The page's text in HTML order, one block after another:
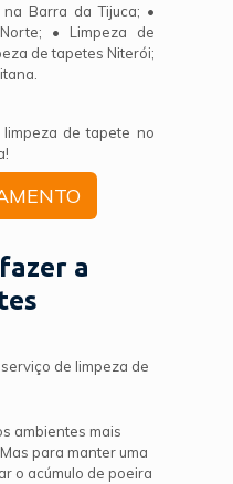
Barra da Tijuca; •
• Limpeza de
de tapetes Niterói;
de tapete no
a
de limpeza de
ambientes mais
para manter uma
o acúmulo de poeira